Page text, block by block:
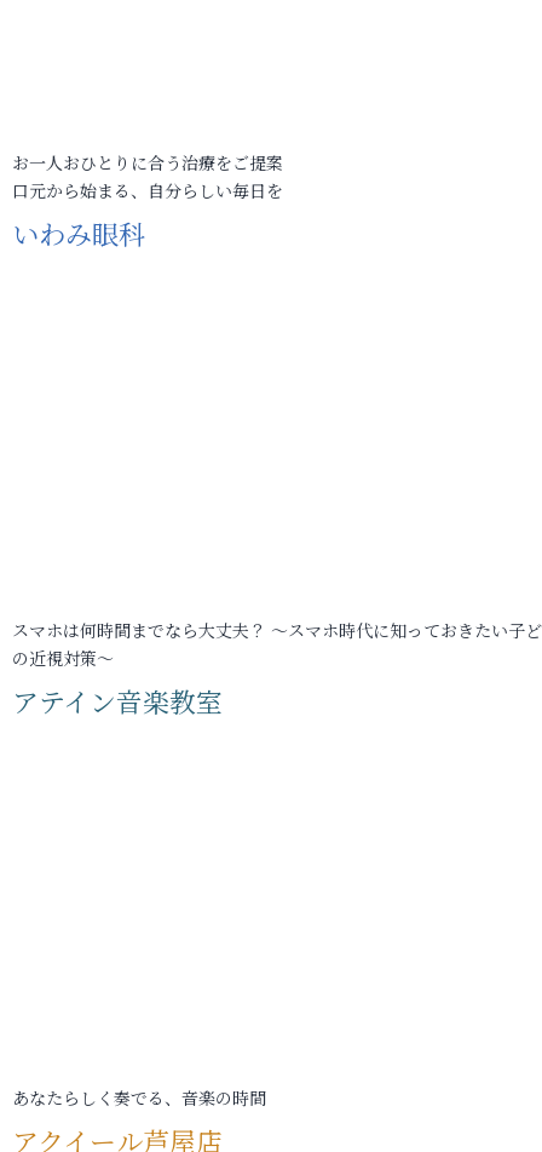
お一人おひとりに合う治療をご提案
口元から始まる、自分らしい毎日を
いわみ眼科
スマホは何時間までなら大丈夫？ ～スマホ時代に知っておきたい子
の近視対策～
アテイン音楽教室
あなたらしく奏でる、音楽の時間
アクイール芦屋店